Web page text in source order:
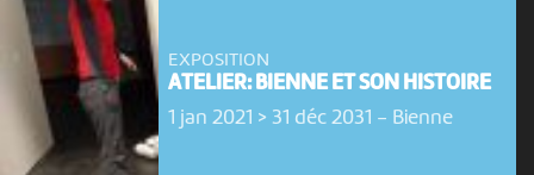
EXPOSITION
ATELIER: BIENNE ET SON HISTOIRE
1 jan 2021 > 31 déc 2031 - Bienne